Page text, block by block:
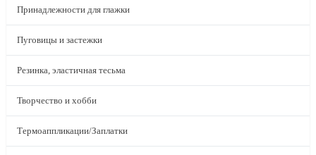
Принадлежности для глажки
Пуговицы и застежки
Резинка, эластичная тесьма
Творчество и хобби
Термоаппликации/Заплатки